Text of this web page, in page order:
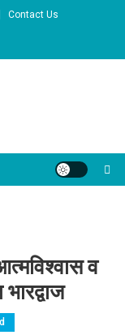
Contact Us
व